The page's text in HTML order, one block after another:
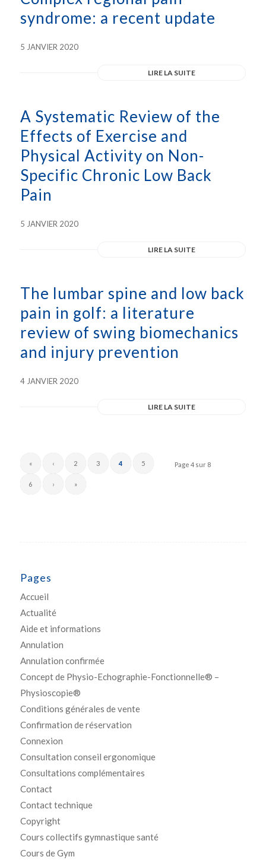
syndrome: a recent update
5 JANVIER 2020
LIRE LA SUITE
A Systematic Review of the
Effects of Exercise and
Physical Activity on Non-
Specific Chronic Low Back
Pain
5 JANVIER 2020
LIRE LA SUITE
The lumbar spine and low back
pain in golf: a literature
review of swing biomechanics
and injury prevention
4 JANVIER 2020
LIRE LA SUITE
Page 4 sur 8
« ‹ 2 3 4 5
6 › »
Pages
Accueil
Actualité
Aide et informations
Annulation
Annulation confirmée
Concept de Physio-Echographie-Fonctionnelle® –
Physioscopie®
Conditions générales de vente
Confirmation de réservation
Connexion
Consultation conseil ergonomique
Consultations complémentaires
Contact
Contact technique
Copyright
Cours collectifs gymnastique santé
Cours de Gym